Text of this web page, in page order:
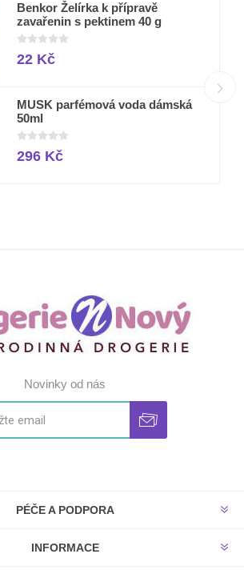
Benkor Želírka k přípravě
zavařenin s pektinem 40 g
22 Kč
MUSK parfémová voda dámská
50ml
296 Kč
Novinky od nás
PÉČE A PODPORA
INFORMACE